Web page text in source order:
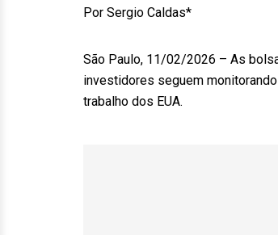
Por Sergio Caldas*
São Paulo, 11/02/2026 – As
investidores seguem
trabalho dos EUA.